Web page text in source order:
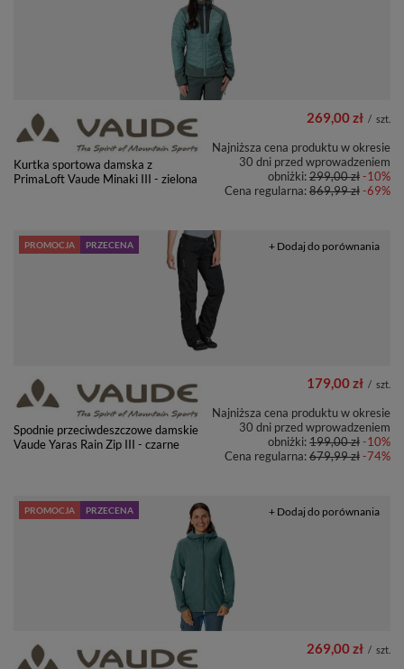
Kurtka sportowa damska z
PrimaLoft Vaude Minaki III - zielona
269,00 zł / szt.
Najniższa cena produktu w okresie
30 dni przed wprowadzeniem
obniżki:299,00 zł-10%
Cena regularna:869,99 zł-69%
PROMOCJA PRZECENA
Spodnie przeciwdeszczowe damskie
Vaude Yaras Rain Zip III - czarne
179,00 zł / szt.
Najniższa cena produktu w okresie
30 dni przed wprowadzeniem
obniżki:199,00 zł-10%
Cena regularna:679,99 zł-74%
+ Dodaj do porównania
PROMOCJA PRZECENA
269,00 zł / szt.
+ Dodaj do porównania